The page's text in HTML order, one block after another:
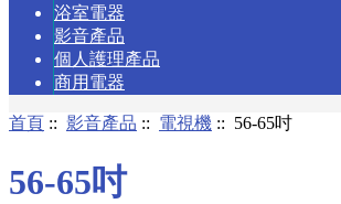
浴室電器
影音產品
個人護理產品
商用電器
首頁 :: 影音產品 :: 電視機 :: 56-65吋
56-65吋